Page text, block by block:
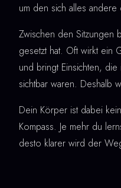
um den sich alles andere
Zwischen den Sitzungen
gesetzt hat. Oft wirkt ein
und bringt Einsichten,
sichtbar waren. Deshalb
Dein Körper ist dabei
Kompass. Je mehr du
desto klarer wird der